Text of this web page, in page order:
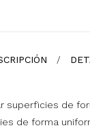
superficies de
de forma